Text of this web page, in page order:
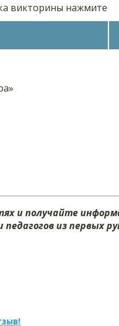
викторины нажмите
и получайте
из первых